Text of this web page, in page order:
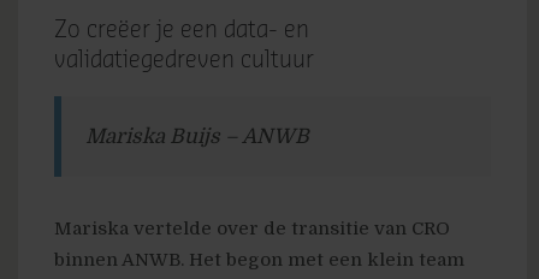
Zo creëer je een data- en
validatiegedreven cultuur
Mariska Buijs – ANWB
Mariska vertelde over de transitie van CRO
binnen ANWB. Het begon met een klein team